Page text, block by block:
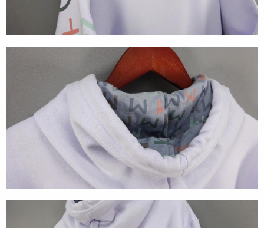
Produtos
Prontos para vestir
Carteiras
Tecnologia
Gráficos
Embalagem